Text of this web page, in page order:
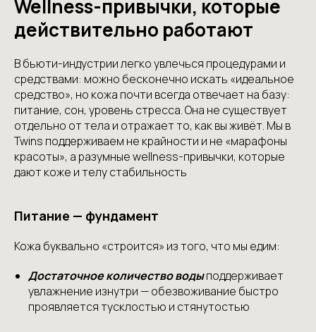
Wellness-привычки, которые
действительно работают
В бьюти-индустрии легко увлечься процедурами и
средствами: можно бесконечно искать «идеальное
средство», но кожа почти всегда отвечает на базу:
питание, сон, уровень стресса. Она не существует
отдельно от тела и отражает то, как вы живёт. Мы в
Twins поддерживаем не крайности и не «марафоны
красоты», а разумные wellness-привычки, которые
дают коже и телу стабильность
Питание — фундамент
Кожа буквально «строится» из того, что мы едим:
Достаточное количество водыподдерживает
увлажнение изнутри — обезвоживание быстро
проявляется тусклостью и стянутостью